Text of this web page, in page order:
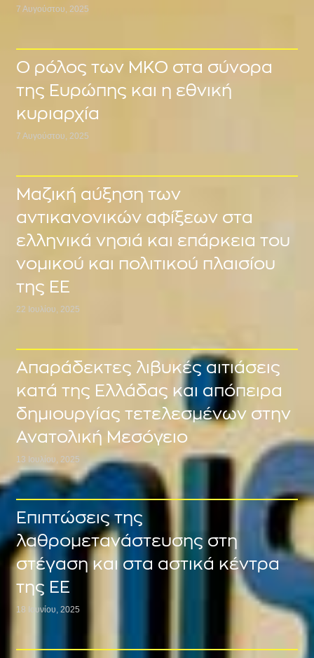
7 Αυγούστου, 2025
Ο ρόλος των ΜΚΟ στα σύνορα
της Ευρώπης και η εθνική
κυριαρχία
7 Αυγούστου, 2025
Μαζική αύξηση των
αντικανονικών αφίξεων στα
ελληνικά νησιά και επάρκεια του
νομικού και πολιτικού πλαισίου
της ΕΕ
22 Ιουλίου, 2025
Απαράδεκτες λιβυκές αιτιάσεις
κατά της Ελλάδας και απόπειρα
δημιουργίας τετελεσμένων στην
Ανατολική Μεσόγειο
13 Ιουλίου, 2025
Επιπτώσεις της
λαθρομετανάστευσης στη
στέγαση και στα αστικά κέντρα
της ΕΕ
18 Ιουνίου, 2025